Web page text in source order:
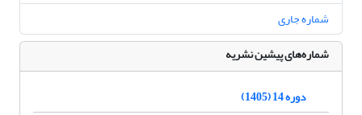
شماره جاری
شماره‌های پیشین نشریه
دوره 14 (1405)